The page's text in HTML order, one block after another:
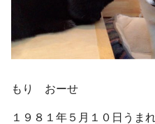
もり おーせ
１９８１年５月１０日うまれ